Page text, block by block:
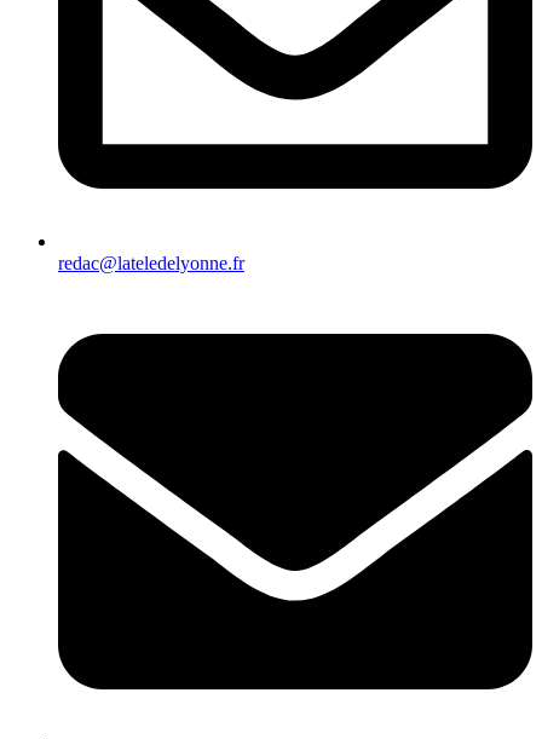
redac@lateledelyonne.fr